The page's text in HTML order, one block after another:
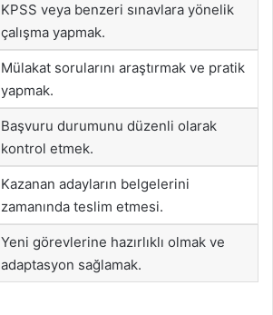
KPSS veya benzeri sınavlara yönelik
çalışma yapmak.
Mülakat sorularını araştırmak ve pratik
yapmak.
Başvuru durumunu düzenli olarak
kontrol etmek.
Kazanan adayların belgelerini
zamanında teslim etmesi.
Yeni görevlerine hazırlıklı olmak ve
adaptasyon sağlamak.